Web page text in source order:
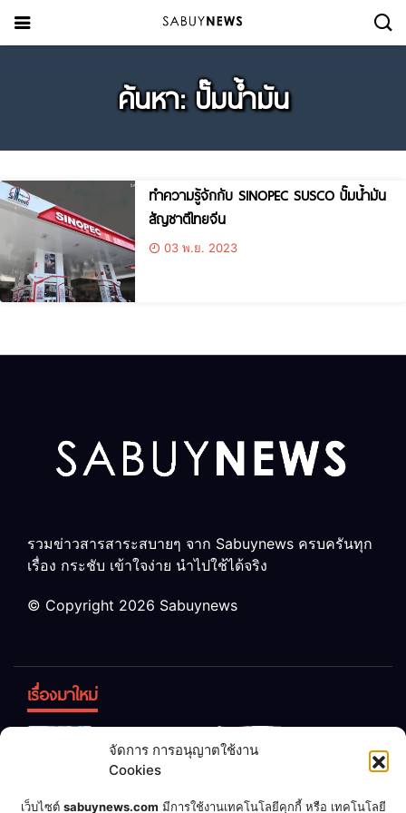
จัดการ การอนุญาตใช้งาน
Cookies
เว็บไซต์ sabuynews.com มีการใช้งานเทคโนโลยีคุกกี้ หรือ เทคโนโลยี
ค้นหา: ปั๊มน้ำมัน
ทำความรู้จักกับ SINOPEC SUSCO ปั๊มน้ำมัน
สัญชาติไทยจีน
03 พ.ย. 2023
รวมข่าวสารสาระสบายๆ จาก Sabuynews ครบครันทุก
เรื่อง กระชับ เข้าใจง่าย นำไปใช้ได้จริง
© Copyright 2026 Sabuynews
เรื่องมาใหม่
ทิ้ง! เปลี่ยน
เป็น “ปุ๋ย
จุลินทรีย์”
หญิง 12 ขวบ
แต่งงานกับ
เชื่อพ่อแล้ว เจ้าของคาร์